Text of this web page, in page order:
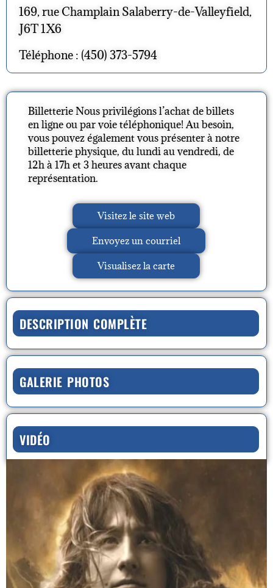
169, rue Champlain Salaberry-de-Valleyfield,
J6T 1X6
Téléphone : (450) 373-5794
Billetterie Nous privilégions l’achat de billets
en ligne ou par voie téléphonique! Au besoin,
vous pouvez également vous présenter à notre
billetterie physique, du lundi au vendredi, de
12h à 17h et 3 heures avant chaque
représentation.
Visitez le site web
Envoyez un courriel
Visualisez la carte
DESCRIPTION COMPLÈTE
GALERIE PHOTOS
VIDÉO